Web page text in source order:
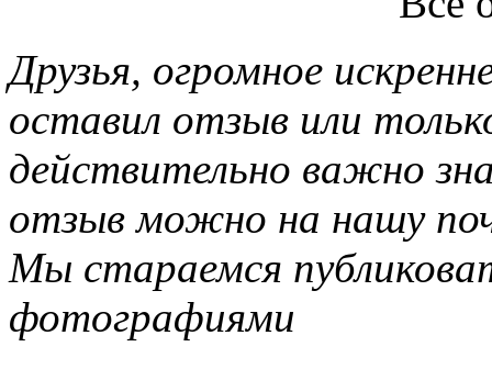
Друзья, огромное
оставил отзыв или
действительно важно
отзыв можно на нашу
Мы стараемся
фотографиями